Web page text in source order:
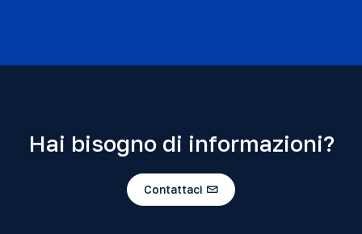
Hai bisogno di informazioni?
Contattaci